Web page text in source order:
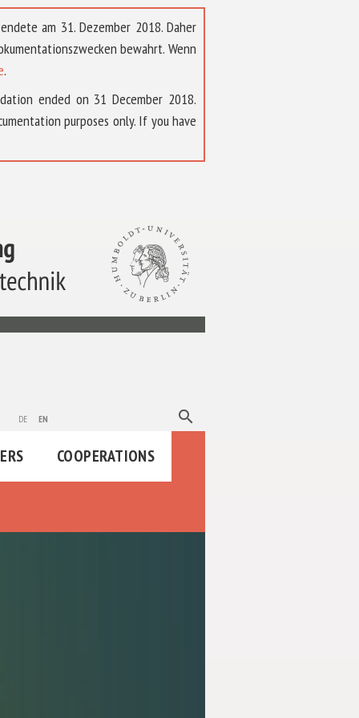
am 31. Dezember 2018. Daher
bewahrt. Wenn
.
ended on 31 December 2018.
purposes only. If you have
de en search
COOPERATIONS